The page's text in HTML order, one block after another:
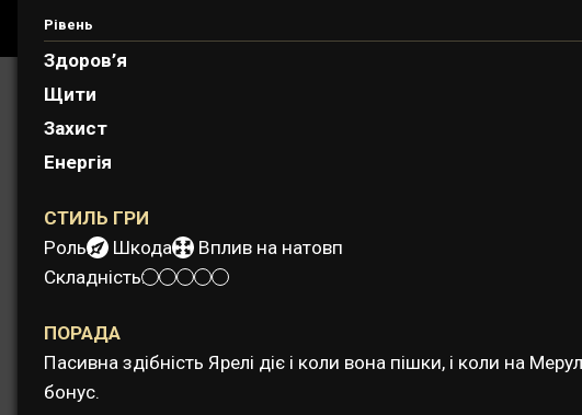
Рівень
Здоров’я
Щити
Захист
Енергія
СТИЛЬ ГРИ
Роль:
Шкода
Вплив на натовп
Складність:
ПОРАДА
Пасивна здібність Ярелі діє і коли вона пішки, і коли на
бонус.